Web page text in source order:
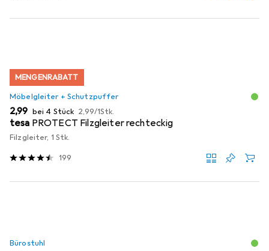
MENGENRABATT
Möbelgleiter + Schutzpuffer
EUR
2,99 bei 4 Stück EUR
2,99/1Stk.
tesa PROTECT Filzgleiter rechteckig
Filzgleiter, 1 Stk.
199
Bürostuhl